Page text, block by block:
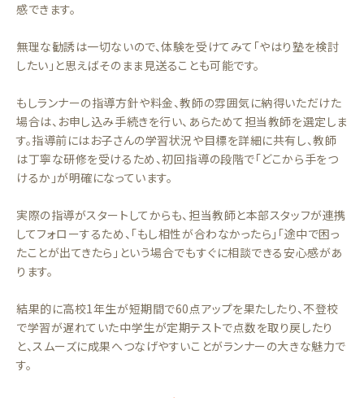
感できます。
無理な勧誘は一切ないので、体験を受けてみて「やはり塾を検討
したい」と思えばそのまま見送ることも可能です。
もしランナーの指導方針や料金、教師の雰囲気に納得いただけた
場合は、お申し込み手続きを行い、あらためて担当教師を選定しま
す。指導前にはお子さんの学習状況や目標を詳細に共有し、教師
は丁寧な研修を受けるため、初回指導の段階で「どこから手をつ
けるか」が明確になっています。
実際の指導がスタートしてからも、担当教師と本部スタッフが連携
してフォローするため、「もし相性が合わなかったら」「途中で困っ
たことが出てきたら」という場合でもすぐに相談できる安心感があ
ります。
結果的に高校1年生が短期間で60点アップを果たしたり、不登校
で学習が遅れていた中学生が定期テストで点数を取り戻したり
と、スムーズに成果へつなげやすいことがランナーの大きな魅力で
す。